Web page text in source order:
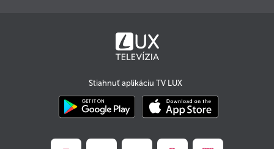
Stiahnuť aplikáciu TV LUX